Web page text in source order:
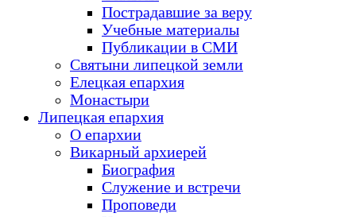
Пострадавшие за веру
Учебные материалы
Публикации в СМИ
Святыни липецкой земли
Елецкая епархия
Монастыри
Липецкая епархия
О епархии
Викарный архиерей
Биография
Служение и встречи
Проповеди